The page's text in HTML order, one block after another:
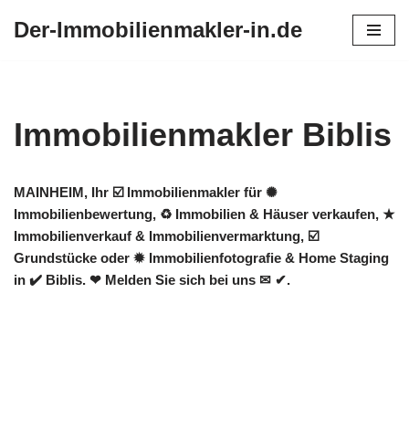
Der-Immobilienmakler-in.de
Immobilienmakler Biblis
MAINHEIM, Ihr ☑️ Immobilienmakler für ✺
Immobilienbewertung, ♻ Immobilien & Häuser verkaufen, ★
Immobilienverkauf & Immobilienvermarktung, ☑️
Grundstücke oder ✹ Immobilienfotografie & Home Staging
in ✔️ Biblis. ❤ Melden Sie sich bei uns ✉ ✔.